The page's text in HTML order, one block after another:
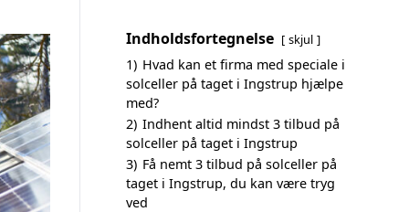
Indholdsfortegnelse skjul
1) Hvad kan et firma med speciale i
solceller på taget i Ingstrup hjælpe
med?
2) Indhent altid mindst 3 tilbud på
solceller på taget i Ingstrup
3) Få nemt 3 tilbud på solceller på
taget i Ingstrup, du kan være tryg
ved